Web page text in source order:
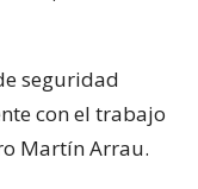
seguridad
con el trabajo
Martín Arrau.